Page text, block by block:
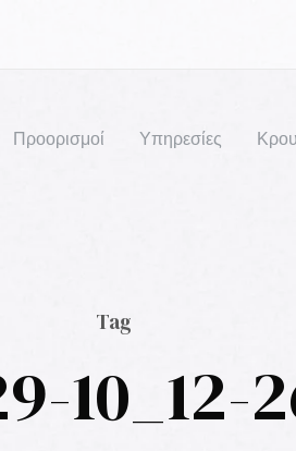
Προορισμοί Υπηρεσίες
Tag
10_12-